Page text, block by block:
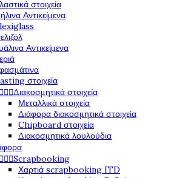
στοιχεία
Αντικείμενα
Αντικείμενα
στοιχεία
Διακοσμητικά στοιχεία
Μεταλλικά στοιχεία
Διάφορα διακοσμητικά στοιχεία
Chipboard στοιχεία
Διακοσμητικά λουλούδια
Scrapbooking
Χαρτιά scrapbooking ITD